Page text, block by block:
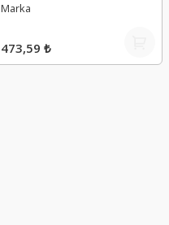
Marka
473,59 ₺